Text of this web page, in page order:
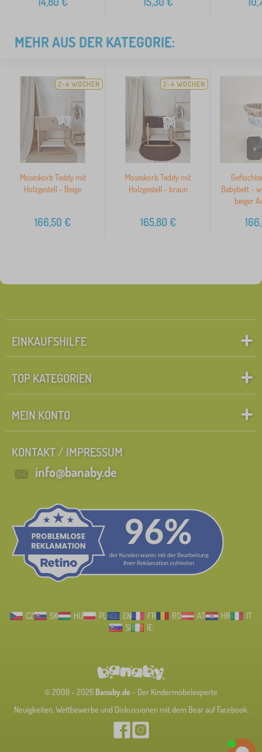
MEHR AUS DER KATEGORIE:
2-4 WOCHEN
Moseskorb Teddy mit
Holzgestell - Beige
166,50 €
2-4 WOCHEN
Moseskorb Teddy mit
Holzgestell - braun
165,80 €
Babybett -
beiger
>
EINKAUFSHILFE
TOP KATEGORIEN
MEIN KONTO
KONTAKT / IMPRESSUM
info@banaby.de
CZ SK HU PL EN FR RO AT HR
IT
SI
IE
© 2008 - 2026 Banaby.de- Der Kindermöbelexperte
Neuigkeiten, Wettbewerbe und Diskussionen mit dem Bear auf Facebook.